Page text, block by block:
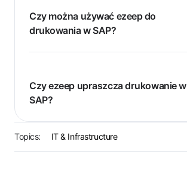
Czy można używać ezeep do
drukowania w SAP?
Czy ezeep upraszcza drukowanie w
SAP?
Topics: IT & Infrastructure